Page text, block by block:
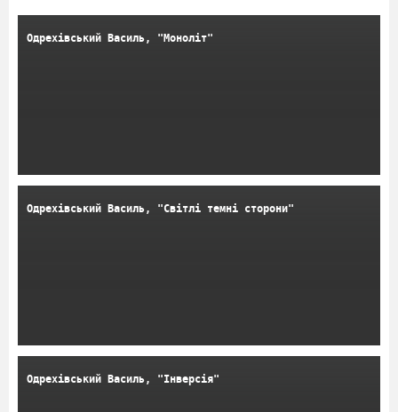
Одрехівський Василь, "Моноліт"
Одрехівський Василь, "Світлі темні сторони"
Одрехівський Василь, "Інверсія"